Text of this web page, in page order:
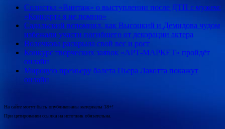
Солистка «Винтаж» о выступлении после ДТП с мужем:
«Концерта я не помню»
Садальский вспомнил, как Высоцкий и Демидова чудом
избежали участи погибшего от декорации актера
Волочкова раскрыла свой вес и рост
Конкурс творческих заявок «АРТ-МАРКЕТ» пройдёт
онлайн
Мировую премьеру балета Пьера Лакотта покажут
онлайн
На сайте могут быть опубликованы материалы 18+!
При цитировании ссылка на источник обязательна.